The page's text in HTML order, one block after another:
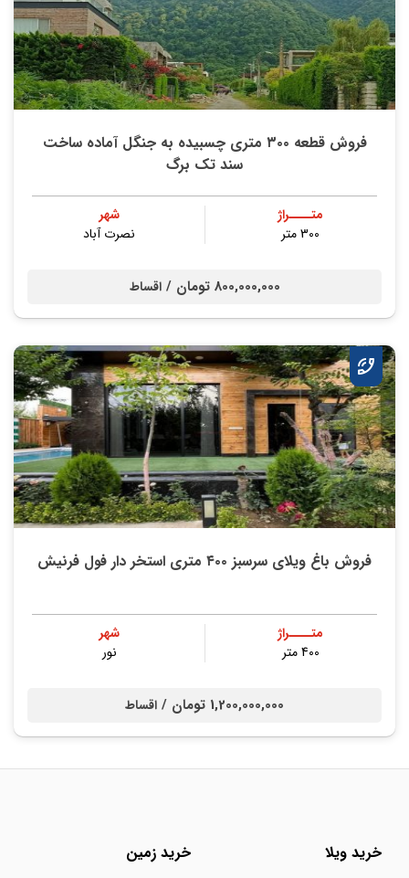
فروش قطعه ۳۰۰ متری چسبیده به جنگل آماده ساخت
سند تک برگ
متــــراژ
300 متر
شهر
نصرت آباد
800,000,000 تومان / اقساط
فروش باغ ویلای سرسبز ۴۰۰ متری استخر دار فول فرنیش
متــــراژ
400 متر
شهر
نور
1,200,000,000 تومان / اقساط
خرید ویلا خرید زمین